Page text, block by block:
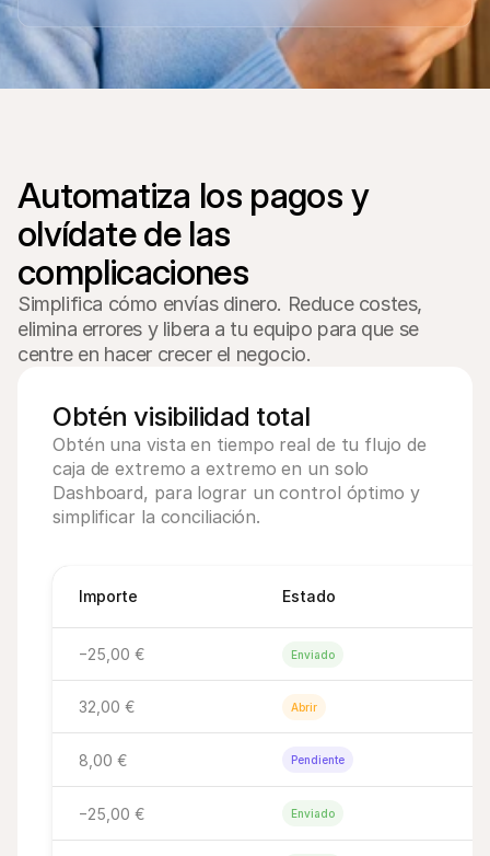
Automatiza los pagos y
olvídate de las
Simplifica cómo envías dinero. Reduce costes,
elimina errores y libera a tu equipo para que se
centre en hacer crecer el negocio.
Obtén visibilidad total
Obtén una vista en tiempo real de tu flujo de
caja de extremo a extremo en un solo
Dashboard, para lograr un control óptimo y
simplificar la conciliación.
Importe Estado
−25,00 € Enviado
32,00 € Abrir
8,00 € Pendiente
−25,00 € Enviado
Compradores
Por qué Mollie está en tu extracto bancario
Clientes de Mollie
Contactar equipo de atención al cliente
Contactar equipo de ventas